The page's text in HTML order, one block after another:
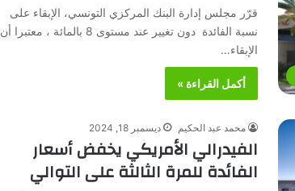
قرّر مجلس إدارة البنك المركزي التونسي، الإبقاء على
نسبة الفائدة دون تغيير عند مستوى 8 بالمائة ، معتبرا أن
الإبقاء…
أكمل القراءة »
محمد عبد الحكيم ديسمبر 18, 2024
الفيدرالي الأمريكي يخفض أسعار
الفائدة للمرة الثالثة على التوالي